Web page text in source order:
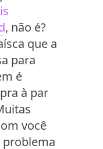
, não é?
que a
para
é
à par
você
problema